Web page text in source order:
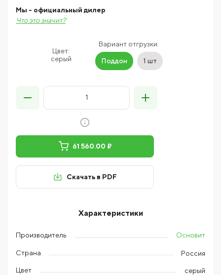
Цвет:
серый
Вариант отгрузки:
Поддон 1 шт
Мы - официальный дилер
Что это значит?
61 560.00 ₽
Скачать в PDF
Характеристики
Производитель Основит
Страна Россия
Цвет серый